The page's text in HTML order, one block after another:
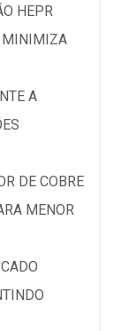
HEPR
MINIMIZA
A
DE COBRE
MENOR